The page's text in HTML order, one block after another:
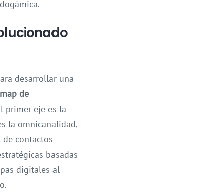
desarrollar una
de
primer eje es la
la omnicanalidad,
contactos
basadas
digitales al